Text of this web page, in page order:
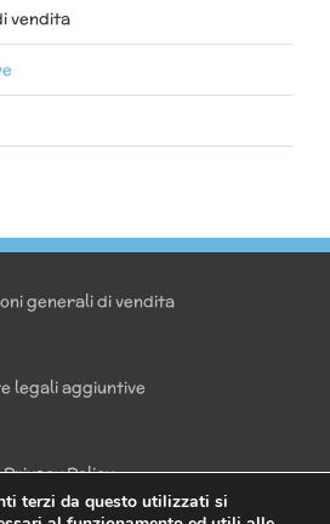
vendita
generali di vendita
legali aggiuntive
Privacy Policy
terzi da questo utilizzati si